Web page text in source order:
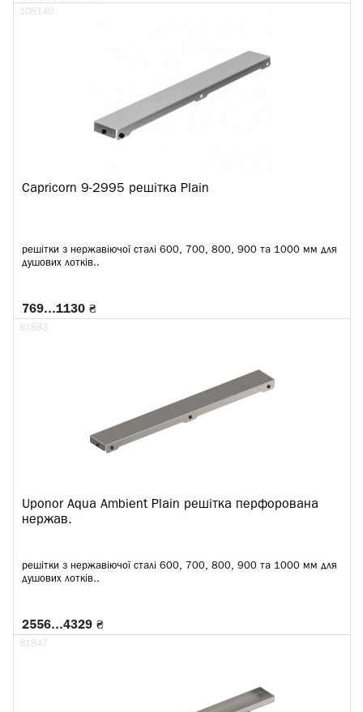
Capricorn 9-2995 решітка Plain
решітки з нержавіючої сталі 600, 700, 800, 900 та 1000 мм для
душових лотків..
108140
769…1130 ₴
Uponor Aqua Ambient Plain решітка перфорована
нержав.
решітки з нержавіючої сталі 600, 700, 800, 900 та 1000 мм для
душових лотків..
81883
2556…4329 ₴
81847